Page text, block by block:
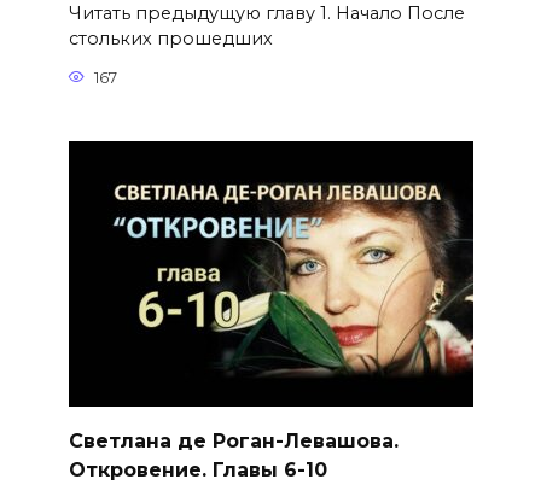
Читать предыдущую главу 1. Начало После
стольких прошедших
167
Светлана де Роган-Левашова.
Откровение. Главы 6-10